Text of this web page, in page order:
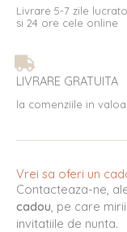
Livrare 5-7 zile
si 24 ore cele online
LIVRARE GRATUITA
la comenziile in
Vrei sa oferi un
Contacteaza-ne,
cadou , pe care
invitatiile de nunta.